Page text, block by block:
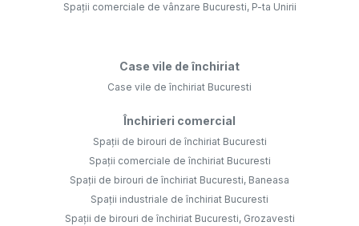
Spații comerciale de vânzare Bucuresti, P-ta Unirii
Case vile de închiriat
Case vile de închiriat Bucuresti
Închirieri comercial
Spații de birouri de închiriat Bucuresti
Spații comerciale de închiriat Bucuresti
Spații de birouri de închiriat Bucuresti, Baneasa
Spații industriale de închiriat Bucuresti
Spații de birouri de închiriat Bucuresti, Grozavesti